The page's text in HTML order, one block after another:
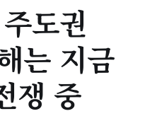
도권
는 지금
쟁 중